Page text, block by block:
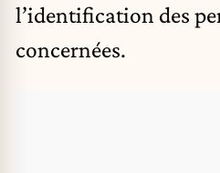
l’identification des
concernées.